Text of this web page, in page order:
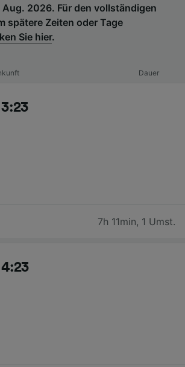
Aug. 2026. Für den vollständigen
spätere Zeiten oder Tage
Sie hier.
Dauer
7h 11min, 1 Umst.